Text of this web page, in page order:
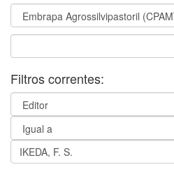
Filtros correntes: